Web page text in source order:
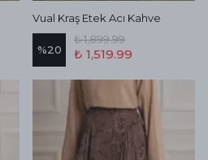
Vual Kraş Etek Acı Kahve
%20
₺ 1,899.99
₺ 1,519.99